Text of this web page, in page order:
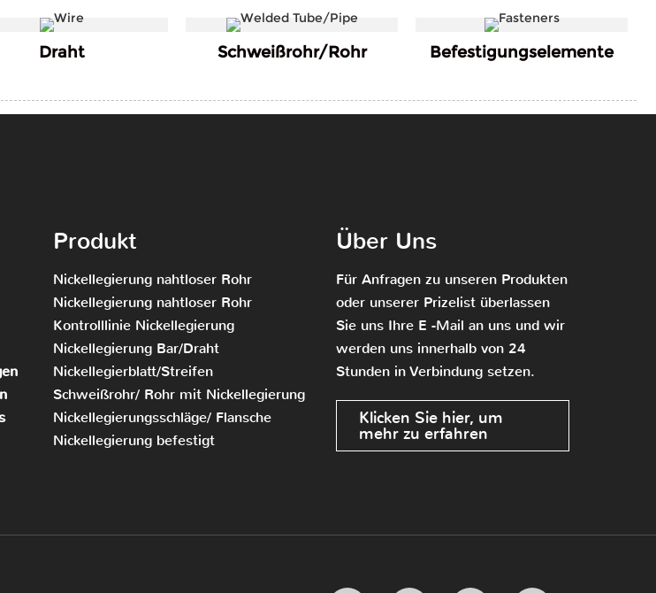
Draht Schweißrohr/Rohr Befestigungselemente
Produkt
Nickellegierung nahtloser Rohr
Nickellegierung nahtloser Rohr
Kontrolllinie Nickellegierung
Nickellegierung Bar/Draht
Nickellegierblatt/Streifen
Schweißrohr/ Rohr mit Nickellegierung
Nickellegierungsschläge/ Flansche
Nickellegierung befestigt
Über Uns
Für Anfragen zu unseren Produkten
oder unserer Prizelist überlassen
Sie uns Ihre E -Mail an uns und wir
werden uns innerhalb von 24
Stunden in Verbindung setzen.
Klicken Sie hier, um
mehr zu erfahren